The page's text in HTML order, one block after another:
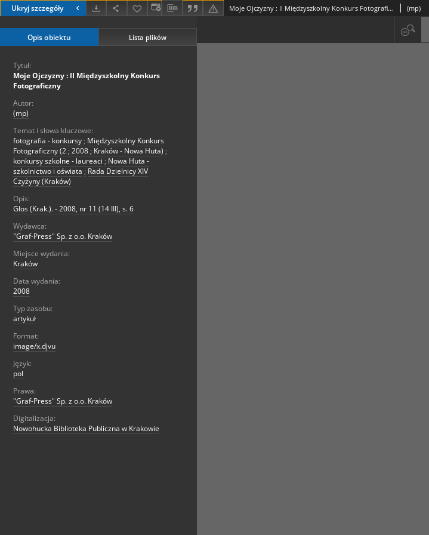
Ukryj szczegóły Moje Ojczyzny : II Międzyszkolny Konkurs Fotograficzny (mp)
Opis obiektu Lista plików
Tytuł:
Moje Ojczyzny : II Międzyszkolny Konkurs
Fotograficzny
Autor:
(mp)
Temat i słowa kluczowe:
fotografia - konkursy ; Międzyszkolny Konkurs
Fotograficzny (2 ; 2008 ; Kraków - Nowa Huta) ;
konkursy szkolne - laureaci ; Nowa Huta -
szkolnictwo i oświata ; Rada Dzielnicy XIV
Czyżyny (Kraków)
Opis:
Głos (Krak.). - 2008, nr 11 (14 III), s. 6
Wydawca:
"Graf-Press" Sp. z o.o. Kraków
Miejsce wydania:
Kraków
Data wydania:
2008
Typ zasobu:
artykuł
Format:
image/x.djvu
Język:
pol
Prawa:
"Graf-Press" Sp. z o.o. Kraków
Digitalizacja:
Nowohucka Biblioteka Publiczna w Krakowie